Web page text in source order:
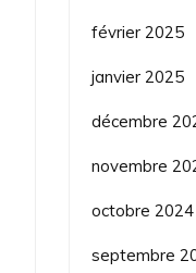
février 2025
janvier 2025
décembre
novembre
octobre 2024
septembre